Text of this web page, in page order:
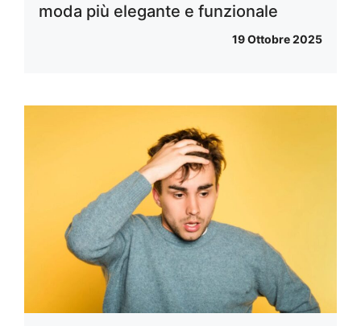
moda più elegante e funzionale
19 Ottobre 2025